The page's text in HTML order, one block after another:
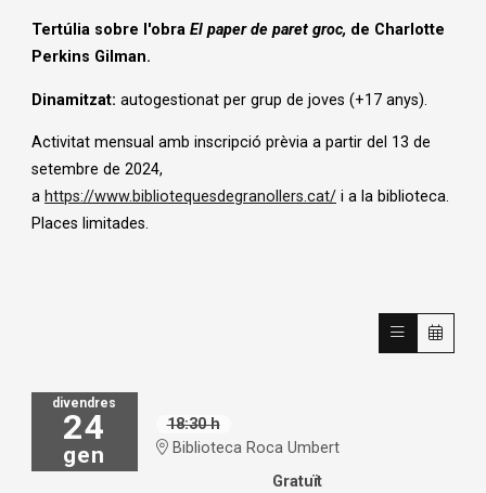
Tertúlia sobre l'obra El paper de paret groc, de Charlotte
Perkins Gilman.
Dinamitzat: autogestionat per grup de joves (+17 anys).
Activitat mensual amb inscripció prèvia a partir del 13 de
setembre de 2024,
a https://www.bibliotequesdegranollers.cat/ i a la biblioteca.
Places limitades.
divendres
24
gen
18:30 h
Biblioteca Roca Umbert
Gratuït